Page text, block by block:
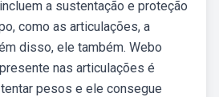
a sustentação e proteção
como as articulações, a
disso, ele também. Webo
nas articulações é
pesos e ele consegue